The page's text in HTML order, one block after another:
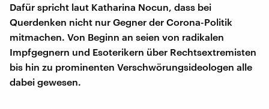
Dafür spricht laut Katharina Nocun, dass bei
Querdenken nicht nur Gegner der Corona-Politik
mitmachen. Von Beginn an seien von radikalen
Impfgegnern und Esoterikern über Rechtsextremisten
bis hin zu prominenten Verschwörungsideologen alle
dabei gewesen.